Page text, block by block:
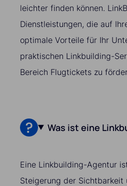
leichter finden können.
Dienstleistungen, die auf
optimale Vorteile für Ihr
praktischen Linkbuilding-
Bereich Flugtickets zu
Was ist eine
Eine Linkbuilding-Agentur
Steigerung der Sichtbarkeit